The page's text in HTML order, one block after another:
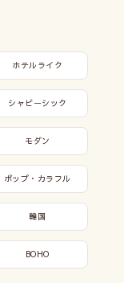
ホテルライク
シャビーシック
モダン
ポップ・カラフル
韓国
BOHO